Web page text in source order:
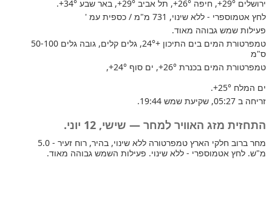
ירושלים +29°, חיפה +26°, תל אביב +29°, באר שבע +34°
.
לחץ אטמוספרי - ללא שינוי, 731 מ"מ / כספית עמ '
פעילות שמש גבוהה מאוד.
טמפרטורת המים בים התיכון +24°
, גלים קלים, גובה גלים 50-100
ס"מ
טמפרטורת המים בכנרת +26°, ים סוף +24°
,
ים המלח +25°
.
זריחה ב 05:27, שקיעת שמש 19:44.
התחזית מזג האוויר למחר — שישי, 12 יוני.
מחר ברוב חלקי הארץ טמפרטורה ללא שינוי, בהיר, רוח זעיר - 5.0
מ"ש. לחץ אטמוספרי - ללא שינוי. פעילות השמש גבוהה מאוד.